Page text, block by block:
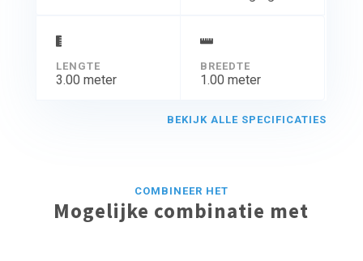
LENGTE
3.00 meter
BREEDTE
1.00 meter
BEKIJK ALLE SPECIFICATIES
COMBINEER HET
Mogelijke combinatie met